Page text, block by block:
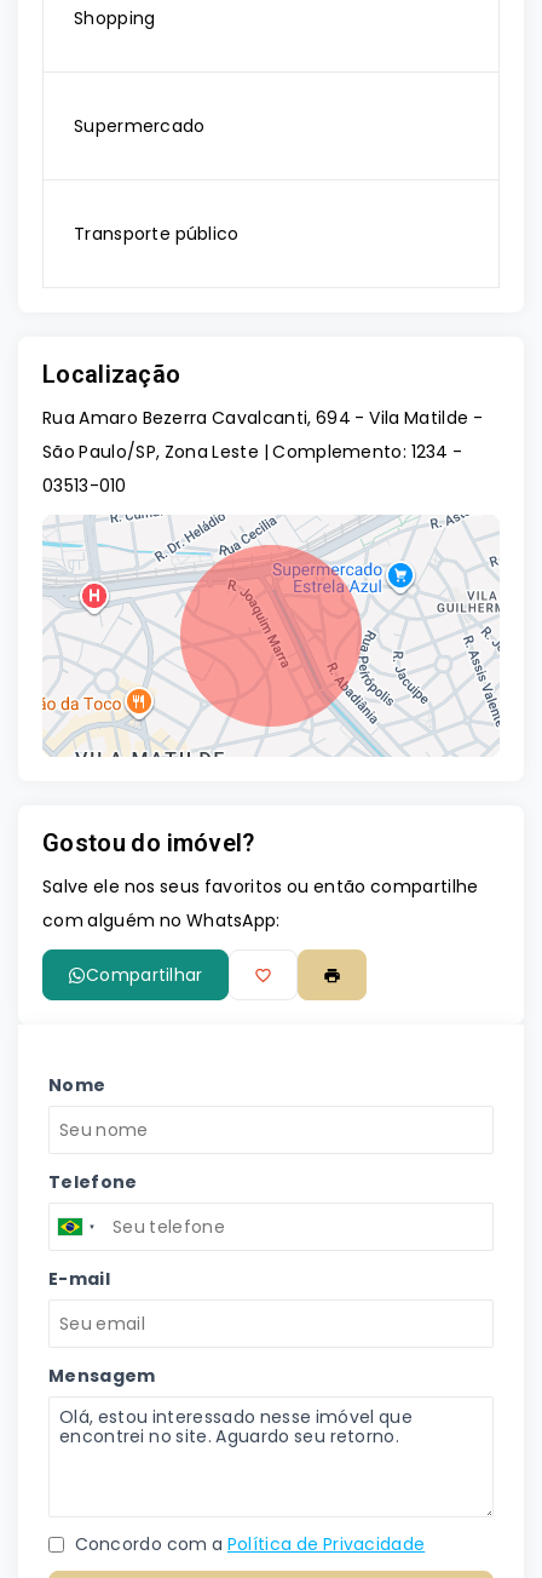
Shopping
Supermercado
Transporte público
Localização
Rua Amaro Bezerra Cavalcanti, 694 - Vila Matilde -
São Paulo/SP, Zona Leste | Complemento: 1234 -
03513-010
Gostou do imóvel?
Salve ele nos seus favoritos ou então compartilhe
com alguém no WhatsApp:
Compartilhar
Nome
Telefone
E-mail
Mensagem
Concordo com a Política de Privacidade